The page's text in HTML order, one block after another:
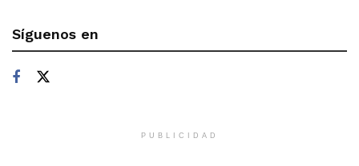
Síguenos en
PUBLICIDAD